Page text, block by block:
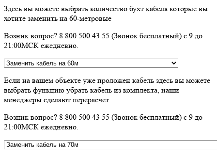
Здесь вы можете выбрать количество бухт кабеля которые вы
хотите заменить на 60-метровые
Возник вопрос? 8 800 500 43 55 (Звонок бесплатный) с 9 до
21:00МСК ежедневно.
Если на вашем объекте уже проложен кабель здесь вы можете
выбрать функцию убрать кабель из комплекта, наши
менеджеры сделают перерасчет.
Возник вопрос? 8 800 500 43 55 (Звонок бесплатный) с 9 до
21:00МСК ежедневно.